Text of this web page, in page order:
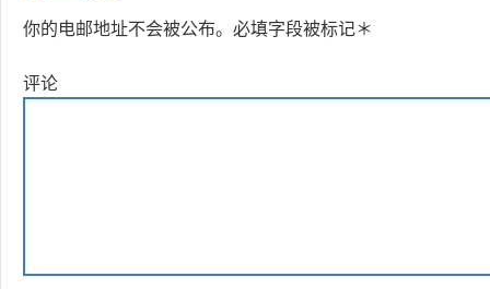
你的电邮地址不会被公布。 必填字段被标记＊
评论